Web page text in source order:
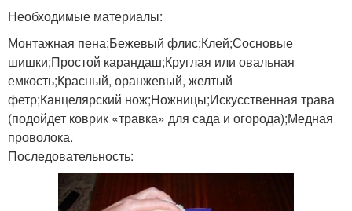
Необходимые материалы:
Монтажная пена;Бежевый флис;Клей;Сосновые
шишки;Простой карандаш;Круглая или овальная
емкость;Красный, оранжевый, желтый
фетр;Канцелярский нож;Ножницы;Искусственная трава
(подойдет коврик «травка» для сада и огорода);Медная
проволока.
Последовательность: